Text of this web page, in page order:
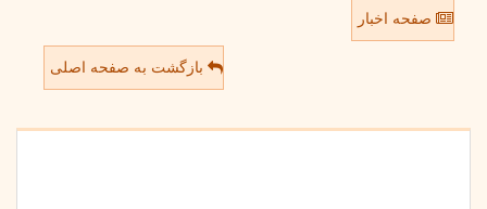
صفحه اخبار
بازگشت به صفحه اصلی